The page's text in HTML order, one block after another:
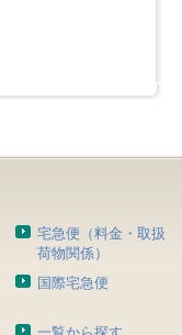
宅急便（料金・取扱
荷物関係）
国際宅急便